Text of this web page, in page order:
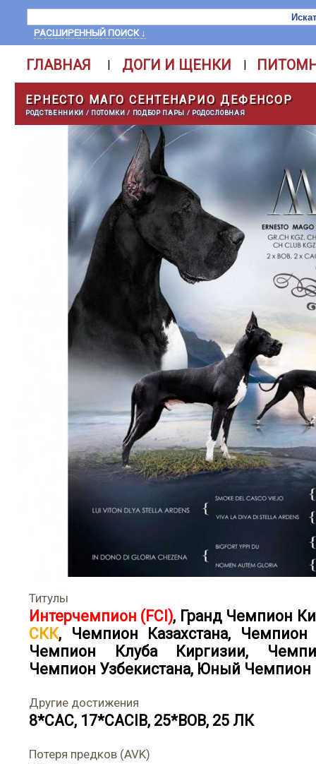
РАСШИРЕННЫЙ ПОИСК ↓
ГЛАВНАЯ | ДОГИ И ЩЕНКИ |
ЕРНЕСТО МАГО СЕНТЕНАРИО ДЕФЕНСОР
РОДСТВЕННИКИ / ПОТОМКИ/ ПОДБОР ПАРЫ / РОДОСЛОВНАЯ
Титулы
Интерчемпион (FCI), Гранд Чемпион
СКК, Чемпион Казахстана, Чемпион
Чемпион Клуба Киргизии,
Чемпион Узбекистана, Юный Чемпион
Другие достижения
8*САС, 17*САСIB, 25*BOB, 25 ЛК
Потеря предков (AVK)